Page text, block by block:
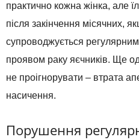
практично кожна жінка, але
після закінчення місячних,
супроводжується
проявом раку яєчників. Ще
не проігнорувати – втрата
насичення.
Порушення